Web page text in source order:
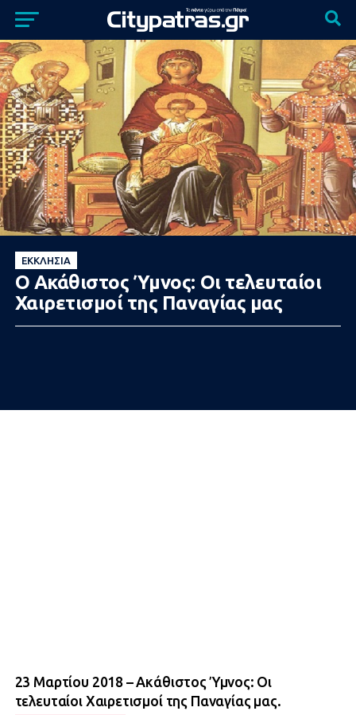
ΕΚΚΛΗΣΊΑ
Ο Ακάθιστος Ύμνος: Οι τελευταίοι
Χαιρετισμοί της Παναγίας μας
23 Μαρτίου 2018 – Ακάθιστος Ύμνος: Οι
τελευταίοι Χαιρετισμοί της Παναγίας μας.